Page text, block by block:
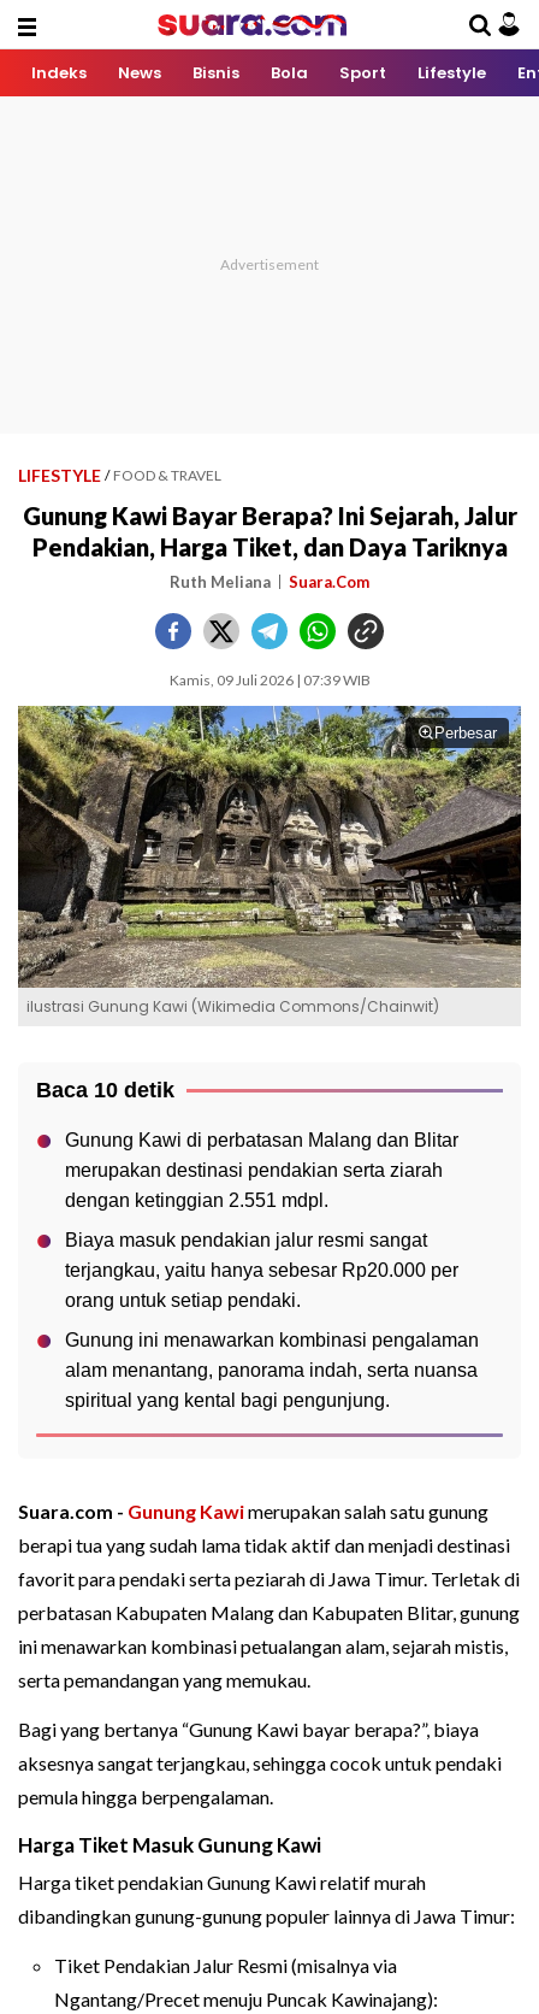
Indeks News Bisnis Bola Sport Lifestyle
LIFESTYLE / FOOD & TRAVEL
Gunung Kawi Bayar Berapa? Ini Sejarah, Jalur
Pendakian, Harga Tiket, dan Daya Tariknya
Ruth Meliana Suara.Com
Kamis, 09 Juli 2026 | 07:39 WIB
Perbesar
ilustrasi Gunung Kawi (Wikimedia Commons/Chainwit)
Baca 10 detik
Gunung Kawi di perbatasan Malang dan Blitar
merupakan destinasi pendakian serta ziarah
dengan ketinggian 2.551 mdpl.
Biaya masuk pendakian jalur resmi sangat
terjangkau, yaitu hanya sebesar Rp20.000 per
orang untuk setiap pendaki.
Gunung ini menawarkan kombinasi pengalaman
alam menantang, panorama indah, serta nuansa
spiritual yang kental bagi pengunjung.
Suara.com - Gunung Kawimerupakan salah satu gunung
berapi tua yang sudah lama tidak aktif dan menjadi destinasi
favorit para pendaki serta peziarah di Jawa Timur. Terletak di
perbatasan Kabupaten Malang dan Kabupaten Blitar, gunung
ini menawarkan kombinasi petualangan alam, sejarah mistis,
serta pemandangan yang memukau.
Bagi yang bertanya “Gunung Kawi bayar berapa?”, biaya
aksesnya sangat terjangkau, sehingga cocok untuk pendaki
pemula hingga berpengalaman.
Harga Tiket Masuk Gunung Kawi
Harga tiket pendakian Gunung Kawi relatif murah
dibandingkan gunung-gunung populer lainnya di Jawa Timur:
Tiket Pendakian Jalur Resmi (misalnya via
Ngantang/Precet menuju Puncak Kawinajang):